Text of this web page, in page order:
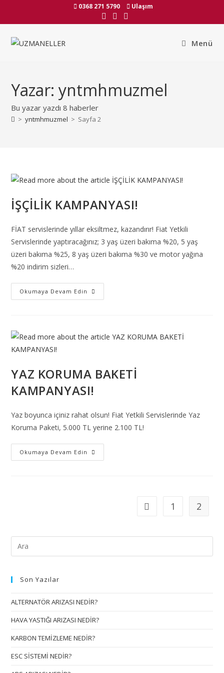
0368 271 5790 Ulaşım
Menü
Yazar:yntmhmuzmel
Bu yazar yazdı 8 haberler
> yntmhmuzmel > Sayfa 2
İŞÇİLİK KAMPANYASI!
FİAT servislerinde yıllar eksiltmez, kazandırır! Fiat Yetkili
Servislerinde yaptıracağınız; 3 yaş üzeri bakıma %20, 5 yaş
üzeri bakıma %25, 8 yaş üzeri bakıma %30 ve motor yağına
%20 indirim sizleri…
Okumaya Devam Edin İŞÇİLİK
KAMPANYASI!
YAZ KORUMA BAKETİ
KAMPANYASI!
Yaz boyunca içiniz rahat olsun! Fiat Yetkili Servislerinde Yaz
Koruma Paketi, 5.000 TL yerine 2.100 TL!
Okumaya Devam Edin YAZ
KORUMA
Go to the previous page
1 2
Son Yazılar
ALTERNATÖR ARIZASI NEDİR?
HAVA YASTIĞI ARIZASI NEDİR?
KARBON TEMİZLEME NEDİR?
ESC SİSTEMİ NEDİR?